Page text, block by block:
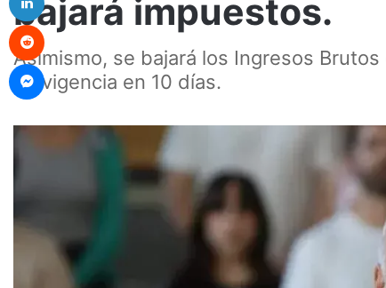
bajará impuestos.
Asimismo, se bajará los Ingresos
en vigencia en 10 días.
Reddit
Messenger